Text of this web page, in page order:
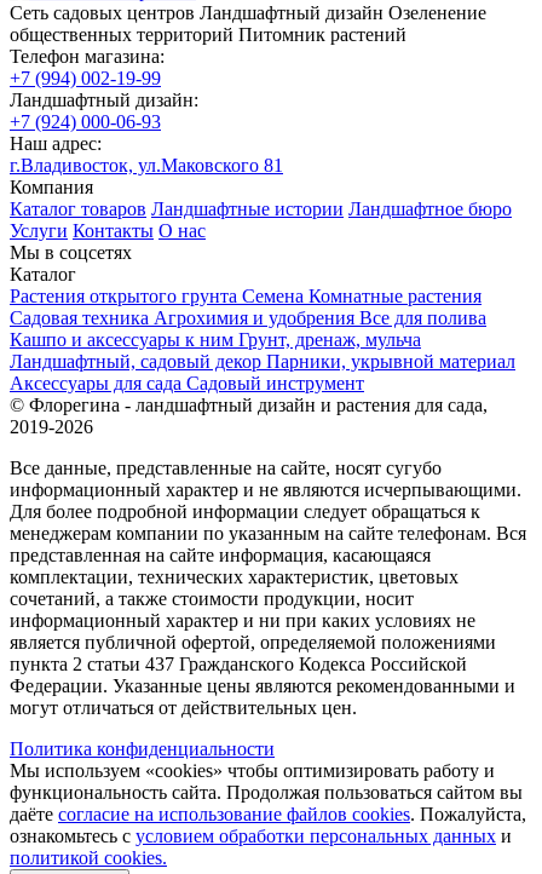
Сеть садовых центров Ландшафтный дизайн Озеленение
общественных территорий Питомник растений
Телефон магазина:
+7 (994) 002-19-99
Ландшафтный дизайн:
+7 (924) 000-06-93
Наш адрес:
г.Владивосток, ул.Маковского 81
Компания
Каталог товаров Ландшафтные истории Ландшафтное бюро
Услуги Контакты О нас
Мы в соцсетях
Каталог
Растения открытого грунта Семена Комнатные растения
Садовая техника Агрохимия и удобрения Все для полива
Кашпо и аксессуары к ним Грунт, дренаж, мульча
Ландшафтный, садовый декор Парники, укрывной материал
Аксессуары для сада Садовый инструмент
© Флорегина - ландшафтный дизайн и растения для сада,
2019-2026
Все данные, представленные на сайте, носят сугубо
информационный характер и не являются исчерпывающими.
Для более подробной информации следует обращаться к
менеджерам компании по указанным на сайте телефонам. Вся
представленная на сайте информация, касающаяся
комплектации, технических характеристик, цветовых
сочетаний, а также стоимости продукции, носит
информационный характер и ни при каких условиях не
является публичной офертой, определяемой положениями
пункта 2 статьи 437 Гражданского Кодекса Российской
Федерации. Указанные цены являются рекомендованными и
могут отличаться от действительных цен.
Политика конфиденциальности
Мы используем «cookies» чтобы оптимизировать работу и
функциональность сайта. Продолжая пользоваться сайтом вы
даёте согласие на использование файлов cookies. Пожалуйста,
ознакомьтесь с условием обработки персональных данных и
политикой cookies.